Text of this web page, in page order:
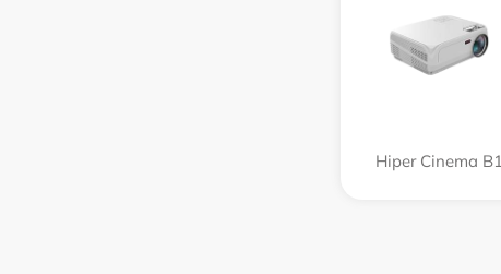
Hiper Cinema B1